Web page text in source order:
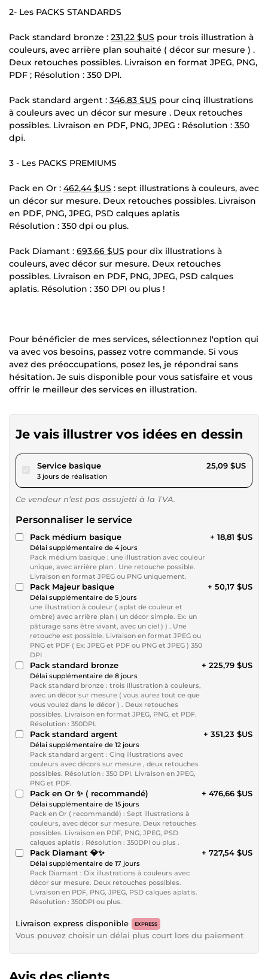
2- Les PACKS STANDARDS
Pack standard bronze : 231,22 $US pour trois illustration à
couleurs, avec arrière plan souhaité ( décor sur mesure ) .
Deux retouches possibles. Livraison en format JPEG, PNG,
PDF ; Résolution : 350 DPI.
Pack standard argent : 346,83 $US pour cinq illustrations
à couleurs avec un décor sur mesure . Deux retouches
possibles. Livraison en PDF, PNG, JPEG : Résolution : 350
dpi.
3 - Les PACKS PREMIUMS
Pack en Or : 462,44 $US : sept illustrations à couleurs, avec
un décor sur mesure. Deux retouches possibles. Livraison
en PDF, PNG, JPEG, PSD calques aplatis
Résolution : 350 dpi ou plus.
Pack Diamant : 693,66 $US pour dix illustrations à
couleurs, avec décor sur mesure. Deux retouches
possibles. Livraison en PDF, PNG, JPEG, PSD calques
aplatis. Résolution : 350 DPI ou plus !
Pour bénéficier de mes services, sélectionnez l'option qui
va avec vos besoins, passez votre commande. Si vous
avez des préoccupations, posez les, je répondrai sans
hésitation. Je suis disponible pour vous satisfaire et vous
offrir le meilleur des services en illustration.
Je vais illustrer vos idées en dessin
Service basiquepour 23,12 $US
3 jours de réalisation
25,09 $US
Ce vendeur n’est pas assujetti à la TVA.
Personnaliser le service
Pack médium basique
Délai supplémentaire de 4 jours
Pack médium basique : une illustration avec couleur
unique, avec arrière plan . Une retouche possible.
Livraison en format JPEG ou PNG uniquement.
+ 18,81 $US
Pack Majeur basique
Délai supplémentaire de 5 jours
une illustration à couleur ( aplat de couleur et
ombre) avec arrière plan ( un décor simple. Ex: un
pâturage sans être vivant, avec un ciel ) ) . Une
retouche est possible. Livraison en format JPEG ou
PNG et PDF ( Ex: JPEG et PDF ou PNG et JPEG ) 350
DPI
+ 50,17 $US
Pack standard bronze
Délai supplémentaire de 8 jours
Pack standard bronze : trois illustration à couleurs,
avec un décor sur mesure ( vous aurez tout ce que
vous voulez dans le décor ) . Deux retouches
possibles. Livraison en format JPEG, PNG, et PDF.
Résolution : 350DPI.
+ 225,79 $US
Pack standard argent
Délai supplémentaire de 12 jours
Pack standard argent : Cinq illustrations avec
couleurs avec décors sur mesure , deux retouches
possibles. Résolution : 350 DPI. Livraison en JPEG,
PNG et PDF.
+ 351,23 $US
Pack en Or ✨ ( recommandé)
Délai supplémentaire de 15 jours
Pack en Or ( recommandé) : Sept illustrations à
couleurs, avec décor sur mesure. Deux retouches
possibles. Livraison en PDF, PNG, JPEG, PSD
calques aplatis : Résolution : 350DPI ou plus .
+ 476,66 $US
Pack Diamant 💎✨
Délai supplémentaire de 17 jours
Pack Diamant : Dix illustrations à couleurs avec
décor sur mesure. Deux retouches possibles.
Livraison en PDF, PNG, JPEG, PSD calques aplatis.
Résolution : 350DPI ou plus.
+ 727,54 $US
Livraison express disponible EXPRESS
Vous pouvez choisir un délai plus court lors du paiement